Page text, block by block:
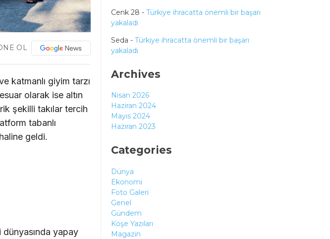
OL
katmanlı giyim tarzı
olarak ise altın
şekilli takılar tercih
tabanlı
geldi.
yapay
Cenk 28 - Türkiye ihracatta önemli bir başarı
yakaladı
Seda - Türkiye ihracatta önemli bir başarı
yakaladı
Archives
Nisan 2026
Haziran 2024
Mayıs 2024
Haziran 2023
Categories
Dünya
Ekonomi
Foto Galeri
Genel
Gündem
Köşe Yazıları
Magazin